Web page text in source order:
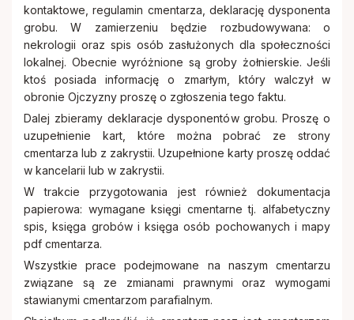
kontaktowe, regulamin cmentarza, deklarację dysponenta
grobu. W zamierzeniu będzie rozbudowywana: o
nekrologii oraz spis osób zasłużonych dla społeczności
lokalnej. Obecnie wyróżnione są groby żołnierskie. Jeśli
ktoś posiada informację o zmarłym, który walczył w
obronie Ojczyzny proszę o zgłoszenia tego faktu.
Dalej zbieramy deklaracje dysponentów grobu. Proszę o
uzupełnienie kart, które można pobrać ze strony
cmentarza lub z zakrystii. Uzupełnione karty proszę oddać
w kancelarii lub w zakrystii.
W trakcie przygotowania jest również dokumentacja
papierowa: wymagane księgi cmentarne tj. alfabetyczny
spis, księga grobów i księga osób pochowanych i mapy
pdf cmentarza.
Wszystkie prace podejmowane na naszym cmentarzu
związane są ze zmianami prawnymi oraz wymogami
stawianymi cmentarzom parafialnym.